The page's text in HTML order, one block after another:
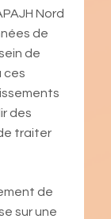
Nord
de
de
ces
des
traiter
de
sur une